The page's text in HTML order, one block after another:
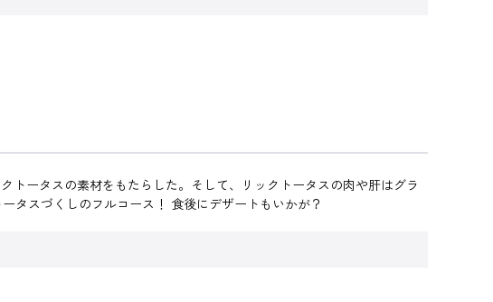
トータスの素材をもたらした。そして、リックトータスの肉や肝はグラ
スづくしのフルコース！ 食後にデザートもいかが？